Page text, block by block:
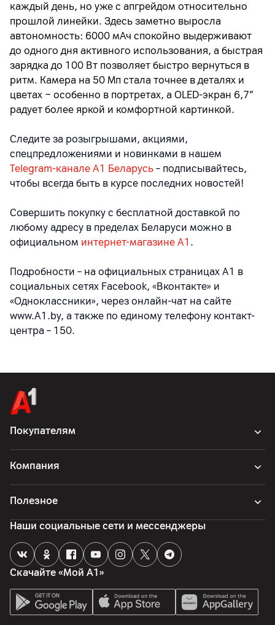
каждый день, но уже с апгрейдом относительно
прошлой линейки. Здесь заметно выросла
автономность: 6000 мАч спокойно выдерживают
до одного дня активного использования, а быстрая
зарядка до 100 Вт позволяет быстро вернуться в
ритм. Камера на 50 Мп стала точнее в деталях и
цветах − особенно в портретах, а OLED-экран 6,7”
радует более яркой и комфортной картинкой.
Следите за розыгрышами, акциями,
спецпредложениями и новинками в нашем
Telegram-канале A1 Беларусь – подписывайтесь,
чтобы всегда быть в курсе последних новостей!
Совершить покупку с бесплатной доставкой по
любому адресу в пределах Беларуси можно в
официальном интернет-магазине А1 .
Подробности – на официальных страницах A1 в
социальных сетях Facebook, «Вконтакте» и
«Одноклассники», через онлайн-чат на сайте
www.A1.by, а также по единому телефону контакт-
центра – 150.
Покупателям
Компания
Полезное
Скачайте «Мой А1»
Наши социальные сети и мессенджеры